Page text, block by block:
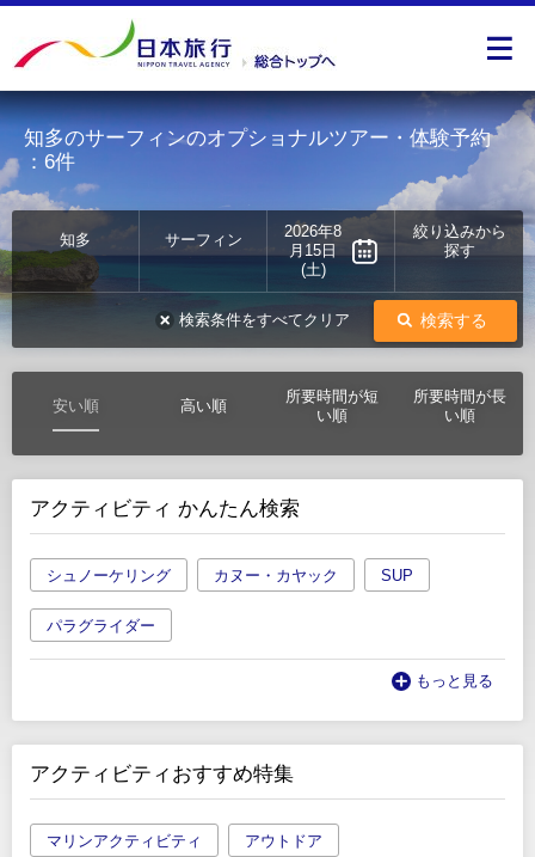
知多のサーフィンのオプショナルツアー・体験予約
：6件
知多 サーフィン
2026年8
月15日
(土)
絞り込みから
探す
検索する
検索条件をすべてクリア
安い順 高い順
所要時間が短
い順
所要時間が長
い順
アクティビティ かんたん検索
シュノーケリング カヌー・カヤック SUP
パラグライダー
もっと見る
アクティビティおすすめ特集
マリンアクティビティ アウトドア